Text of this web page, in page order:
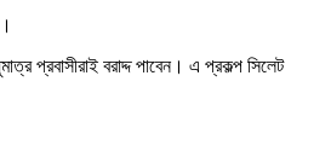
প্রবাসীরাই বরাদ্দ পাবেন। এ প্রকল্প সিলেট